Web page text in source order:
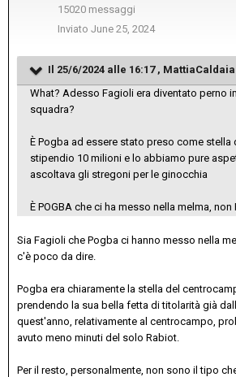
15020 messaggi
Inviato June 25, 2024
Il 25/6/2024 alle 16:17 , MattiaCaldaia
What? Adesso Fagioli era diventato perno
squadra?
È Pogba ad essere stato preso come stella
stipendio 10 milioni e lo abbiamo pure
ascoltava gli stregoni per le ginocchia
È POGBA che ci ha messo nella melma, non
Sia Fagioli che Pogba ci hanno messo nella
c'è poco da dire.
Pogba era chiaramente la stella del
prendendo la sua bella fetta di titolarità già
quest'anno, relativamente al centrocampo,
avuto meno minuti del solo Rabiot.
Per il resto, personalmente, non sono il tipo